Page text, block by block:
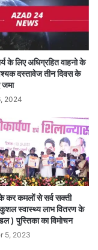
के लिए अधिग्रहित वाहनो के
दस्तावेज तीन दिवस के
जमा
2024
कर कमलों से सर्व सक्ती
स्वास्थ्य लाभ वितरण के
) पुस्तिका का विमोचन
5, 2023